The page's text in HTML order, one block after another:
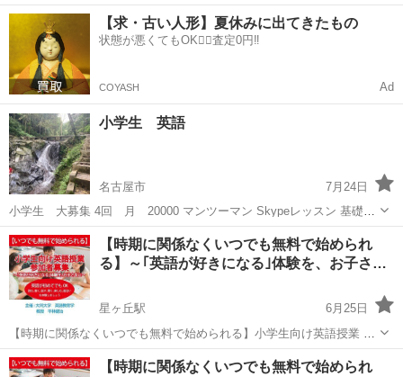
加者募集 ～｢英語が好きになる｣体験を、お子さまに～ ｢英語って面白
い！｣そんな気持ちを育てることを大切にした小学生向けの英語授業で
す。 現在、少人数...
愛知 名古屋市 千種駅 英語/基礎英語 小学生
【求・古い人形】夏休みに出てきたもの
状態が悪くてもOK🙆‍♀️査定0円‼️
COYASH Ad
小学生 英語
名古屋市
7月24日
小学生 大募集 4回 月 20000 マンツーマン Skypeレッスン 基礎を
つけてから中学に上がりましょう♪ 中学、高等学校の講師免許 英語
持っています 無料体験 レッスン有ります！ お気軽にお問い合わせく
ださ...
愛知 名古屋市 英語/基礎英語 小学生
【時期に関係なくいつでも無料で始められ
る】～｢英語が好きになる｣体験を、お子さ…
星ヶ丘駅
6月25日
【時期に関係なくいつでも無料で始められる】小学生向け英語授業 参
加者募集 ～｢英語が好きになる｣体験を、お子さまに～ ｢英語って面白
い！｣そんな気持ちを育てることを大切にした小学生向けの英語授業で
愛知 名古屋市 星ヶ丘駅 英語/基礎英語
【時期に関係なくいつでも無料で始められ